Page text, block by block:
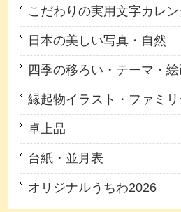
こだわりの実用文字カレ
日本の美しい写真・自然
四季の移ろい・テーマ・絵
縁起物イラスト・ファミ
卓上品
台紙・並月表
オリジナルうちわ2026